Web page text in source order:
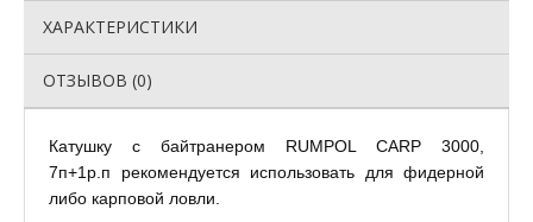
ХАРАКТЕРИСТИКИ
ОТЗЫВОВ (0)
Катушку с байтранером RUMPOL CARP 3000,
7п+1р.п рекомендуется использовать для фидерной
либо карповой ловли.